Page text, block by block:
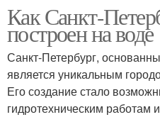
Как Санкт-
построен на воде
Санкт-Петербург,
является уникальным
Его создание стало
гидротехническим